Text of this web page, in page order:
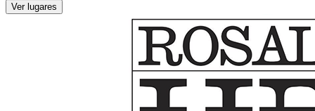
Ver lugares